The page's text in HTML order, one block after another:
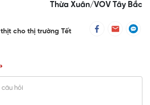
Thừa Xuân/VOV Tây Bắc
thịt cho thị trường Tết